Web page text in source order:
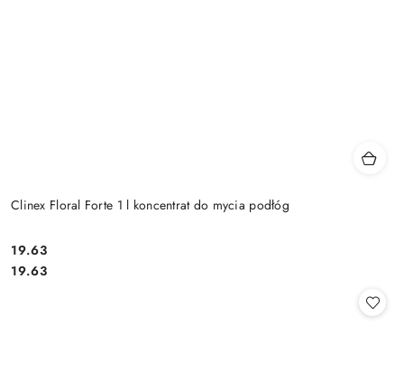
Clinex Floral Forte 1 l koncentrat do mycia podłóg
Cena:
19.63
Cena:
19.63